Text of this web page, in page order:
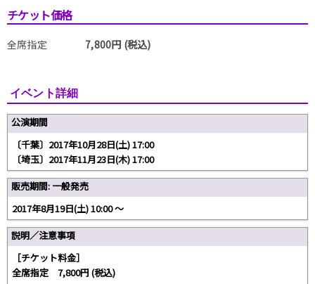
チケット価格
全席指定 7,800円 (税込)
イベント詳細
公演期間
〔千葉〕2017年10月28日(土) 17:00
〔埼玉〕2017年11月23日(木) 17:00
販売期間: 一般発売
2017年8月19日(土) 10:00 〜
説明／注意事項
［チケット料金］
全席指定 7,800円 (税込)